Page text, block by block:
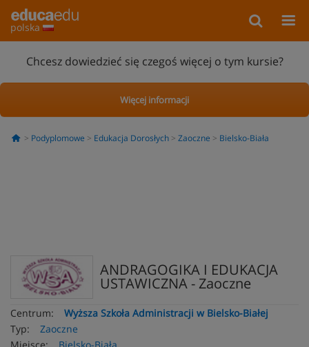
polska
Chcesz dowiedzieć się czegoś więcej o tym kursie?
Więcej informacji
Podyplomowe Edukacja Dorosłych Zaoczne Bielsko-Biała
ANDRAGOGIKA I EDUKACJA
USTAWICZNA - Zaoczne
Centrum:
Wyższa Szkoła Administracji w Bielsko-Białej
Typ:
Zaoczne